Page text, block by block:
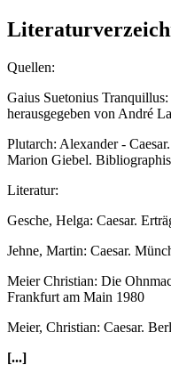
Quellen:
Gaius Suetonius
herausgegeben von André
Plutarch: Alexander -
Marion Giebel.
Literatur:
Gesche, Helga: Caesar.
Jehne, Martin: Caesar.
Meier Christian: Die
Frankfurt am Main 1980
Meier, Christian: Caesar.
[...]